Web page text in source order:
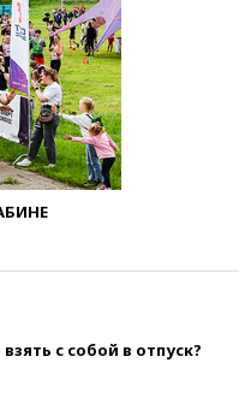
с собой в отпуск?